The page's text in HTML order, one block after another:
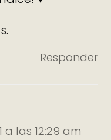
Responder
a las 12:29 am